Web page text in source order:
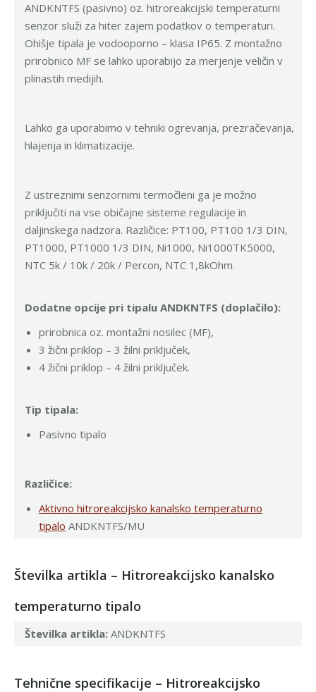
ANDKNTFS (pasivno) oz. hitroreakcijski temperaturni
senzor služi za hiter zajem podatkov o temperaturi.
Ohišje tipala je vodooporno – klasa IP65. Z montažno
prirobnico MF se lahko uporabijo za merjenje veličin v
plinastih medijih.
Lahko ga uporabimo v tehniki ogrevanja, prezračevanja,
hlajenja in klimatizacije.
Z ustreznimi senzornimi termočleni ga je možno
priključiti na vse običajne sisteme regulacije in
daljinskega nadzora. Različice: PT100, PT100 1/3 DIN,
PT1000, PT1000 1/3 DIN, Ni1000, Ni1000TK5000,
NTC 5k / 10k / 20k / Percon, NTC 1,8kOhm.
Dodatne opcije pri tipalu ANDKNTFS (doplačilo):
prirobnica oz. montažni nosilec (MF),
3 žični priklop – 3 žilni priključek,
4 žični priklop – 4 žilni priključek.
Tip tipala:
Pasivno tipalo
Različice:
Aktivno hitroreakcijsko kanalsko temperaturno
tipalo ANDKNTFS/MU
Številka artikla – Hitroreakcijsko kanalsko
temperaturno tipalo
Številka artikla: ANDKNTFS
Tehnične specifikacije – Hitroreakcijsko